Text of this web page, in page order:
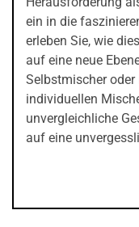
ein in die
erleben Sie, wie
auf eine neue
Selbstmischer oder
individuellen
unvergleichliche
auf eine